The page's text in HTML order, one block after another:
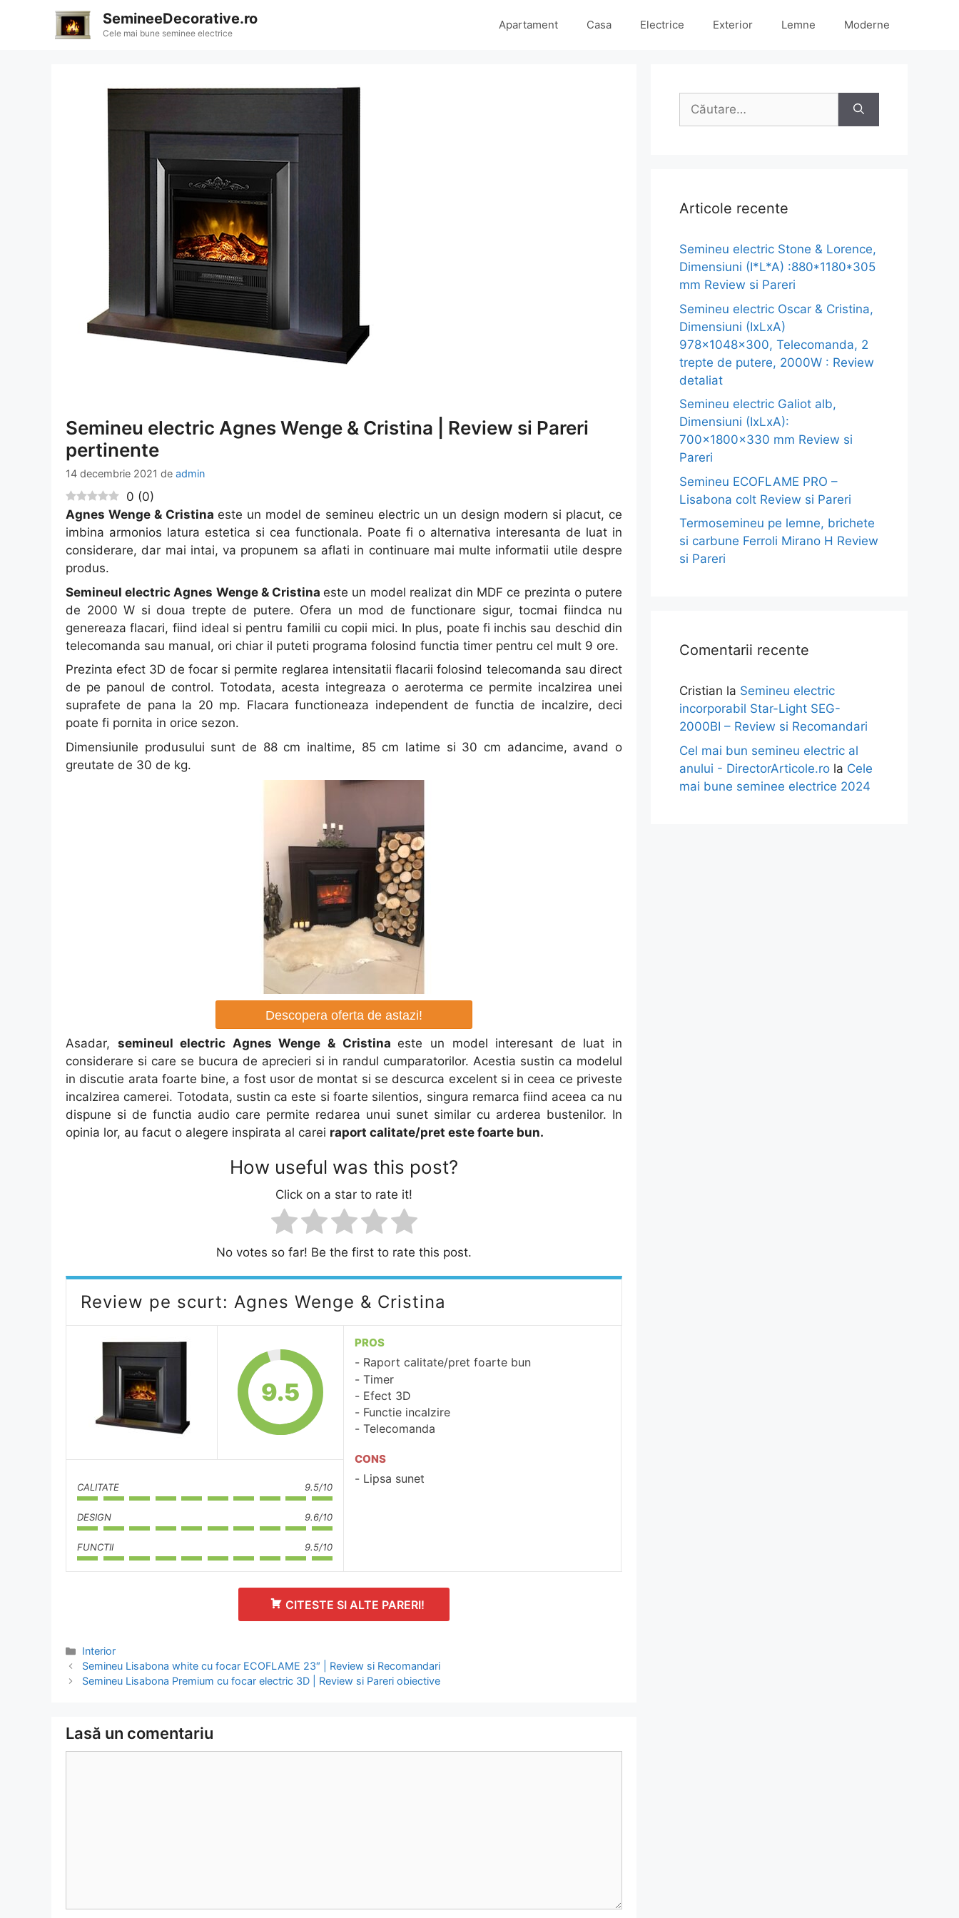
SemineeDecorative.ro
Cele mai bune seminee electrice
Apartament Casa Electrice Exterior Lemne Moderne
Semineu electric Agnes Wenge & Cristina | Review si Pareri
pertinente
14 decembrie 2021 de admin
0 (0)
Agnes Wenge & Cristina este un model de semineu electric un un design modern si placut, ce
imbina armonios latura estetica si cea functionala. Poate fi o alternativa interesanta de luat in
considerare, dar mai intai, va propunem sa aflati in continuare mai multe informatii utile despre
produs.
Semineul electric Agnes Wenge & Cristina este un model realizat din MDF ce prezinta o putere
de 2000 W si doua trepte de putere. Ofera un mod de functionare sigur, tocmai fiindca nu
genereaza flacari, fiind ideal si pentru familii cu copii mici. In plus, poate fi inchis sau deschid din
telecomanda sau manual, ori chiar il puteti programa folosind functia timer pentru cel mult 9 ore.
Prezinta efect 3D de focar si permite reglarea intensitatii flacarii folosind telecomanda sau direct
de pe panoul de control. Totodata, acesta integreaza o aeroterma ce permite incalzirea unei
suprafete de pana la 20 mp. Flacara functioneaza independent de functia de incalzire, deci
poate fi pornita in orice sezon.
Dimensiunile produsului sunt de 88 cm inaltime, 85 cm latime si 30 cm adancime, avand o
greutate de 30 de kg.
Descopera oferta de astazi!
Asadar, semineul electric Agnes Wenge & Cristina este un model interesant de luat in
considerare si care se bucura de aprecieri si in randul cumparatorilor. Acestia sustin ca modelul
in discutie arata foarte bine, a fost usor de montat si se descurca excelent si in ceea ce priveste
incalzirea camerei. Totodata, sustin ca este si foarte silentios, singura remarca fiind aceea ca nu
dispune si de functia audio care permite redarea unui sunet similar cu arderea bustenilor. In
opinia lor, au facut o alegere inspirata al carei raport calitate/pret este foarte bun.
How useful was this post?
Click on a star to rate it!
No votes so far! Be the first to rate this post.
Review pe scurt: Agnes Wenge & Cristina
9.5
CALITATE 9.5/10
DESIGN 9.6/10
FUNCTII 9.5/10
PROS
Raport calitate/pret foarte bun
Timer
Efect 3D
Functie incalzire
Telecomanda
CONS
Lipsa sunet
CITESTE SI ALTE PARERI!
Categorii
Interior
Navigare
în
Semineu Lisabona white cu focar ECOFLAME 23″ | Review si Recomandari
Semineu Lisabona Premium cu focar electric 3D | Review si Pareri obiective
Lasă un comentariu
Caută
Articole recente
Semineu electric Stone & Lorence,
Dimensiuni (I*L*A) :880*1180*305
mm Review si Pareri
Semineu electric Oscar & Cristina,
Dimensiuni (IxLxA)
978x1048x300, Telecomanda, 2
trepte de putere, 2000W : Review
detaliat
Semineu electric Galiot alb,
Dimensiuni (IxLxA):
700x1800x330 mm Review si
Pareri
Semineu ECOFLAME PRO –
Lisabona colt Review si Pareri
Termosemineu pe lemne, brichete
si carbune Ferroli Mirano H Review
si Pareri
Comentarii recente
Cristian la Semineu electric
incorporabil Star-Light SEG-
2000BI – Review si Recomandari
Cel mai bun semineu electric al
anului - DirectorArticole.ro la Cele
mai bune seminee electrice 2024